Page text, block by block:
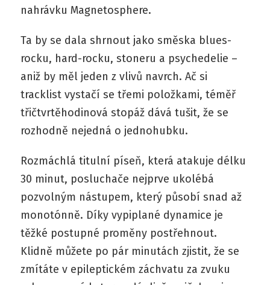
nahrávku Magnetosphere.
Ta by se dala shrnout jako směska blues-
rocku, hard-rocku, stoneru a psychedelie –
aniž by měl jeden z vlivů navrch. Ač si
tracklist vystačí se třemi položkami, téměř
třičtvrtěhodinová stopáž dává tušit, že se
rozhodně nejedná o jednohubku.
Rozmáchlá titulní píseň, která atakuje délku
30 minut, posluchače nejprve ukolébá
pozvolným nástupem, který působí snad až
monotónně. Díky vypiplané dynamice je
těžké postupné proměny postřehnout.
Klidně můžete po pár minutách zjistit, že se
zmítáte v epileptickém záchvatu za zvuku